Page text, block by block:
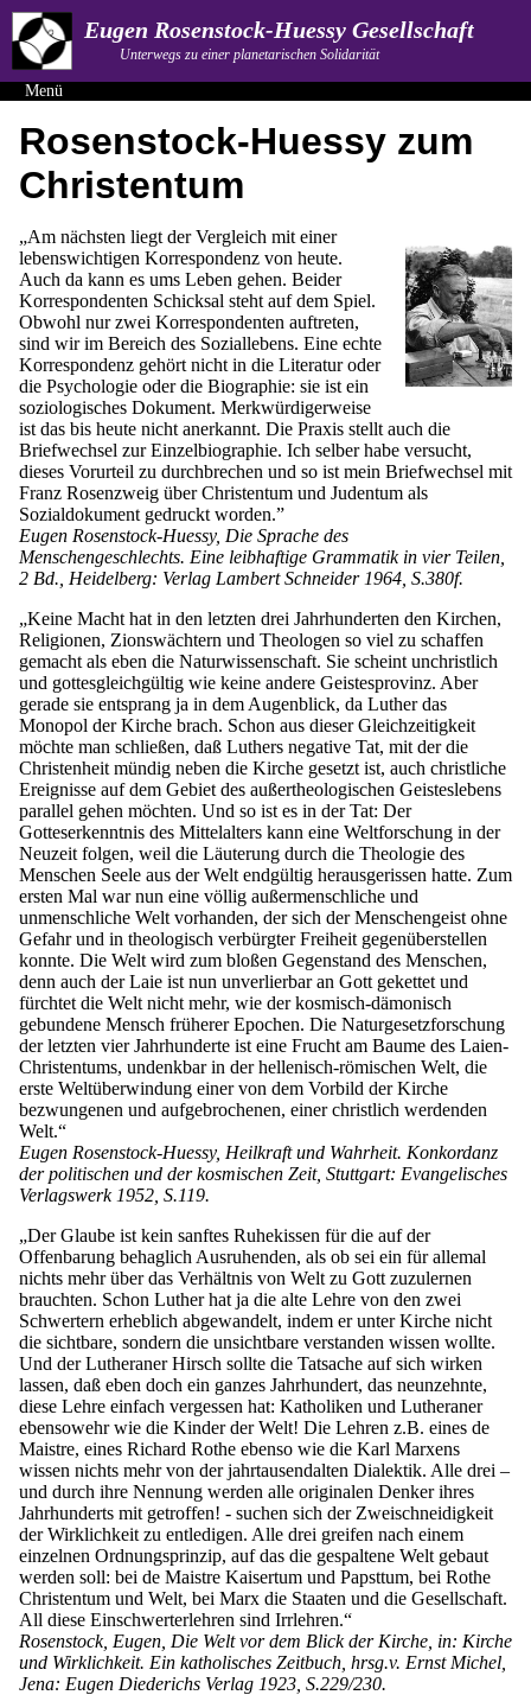
Eugen Rosenstock-Huessy Gesellschaft
Unterwegs zu einer planetarischen Solidarität
Menü
Rosenstock-Huessy zum
Christentum
„Am nächsten liegt der Vergleich mit einer
lebenswichtigen Korrespondenz von heute.
Auch da kann es ums Leben gehen. Beider
Korrespondenten Schicksal steht auf dem Spiel.
Obwohl nur zwei Korrespondenten auftreten,
sind wir im Bereich des Soziallebens. Eine echte
Korrespondenz gehört nicht in die Literatur oder
die Psychologie oder die Biographie: sie ist ein
soziologisches Dokument. Merkwürdigerweise
ist das bis heute nicht anerkannt. Die Praxis stellt auch die
Briefwechsel zur Einzelbiographie. Ich selber habe versucht,
dieses Vorurteil zu durchbrechen und so ist mein Briefwechsel mit
Franz Rosenzweig über Christentum und Judentum als
Sozialdokument gedruckt worden.”
Eugen Rosenstock-Huessy, Die Sprache des
Menschengeschlechts. Eine leibhaftige Grammatik in vier Teilen,
2 Bd., Heidelberg: Verlag Lambert Schneider 1964, S.380f.
„Keine Macht hat in den letzten drei Jahrhunderten den Kirchen,
Religionen, Zionswächtern und Theologen so viel zu schaffen
gemacht als eben die Naturwissenschaft. Sie scheint unchristlich
und gottesgleichgültig wie keine andere Geistesprovinz. Aber
gerade sie entsprang ja in dem Augenblick, da Luther das
Monopol der Kirche brach. Schon aus dieser Gleichzeitigkeit
möchte man schließen, daß Luthers negative Tat, mit der die
Christenheit mündig neben die Kirche gesetzt ist, auch christliche
Ereignisse auf dem Gebiet des außertheologischen Geisteslebens
parallel gehen möchten. Und so ist es in der Tat: Der
Gotteserkenntnis des Mittelalters kann eine Weltforschung in der
Neuzeit folgen, weil die Läuterung durch die Theologie des
Menschen Seele aus der Welt endgültig herausgerissen hatte. Zum
ersten Mal war nun eine völlig außermenschliche und
unmenschliche Welt vorhanden, der sich der Menschengeist ohne
Gefahr und in theologisch verbürgter Freiheit gegenüberstellen
konnte. Die Welt wird zum bloßen Gegenstand des Menschen,
denn auch der Laie ist nun unverlierbar an Gott gekettet und
fürchtet die Welt nicht mehr, wie der kosmisch-dämonisch
gebundene Mensch früherer Epochen. Die Naturgesetzforschung
der letzten vier Jahrhunderte ist eine Frucht am Baume des Laien-
Christentums, undenkbar in der hellenisch-römischen Welt, die
erste Weltüberwindung einer von dem Vorbild der Kirche
bezwungenen und aufgebrochenen, einer christlich werdenden
Welt.“
Eugen Rosenstock-Huessy, Heilkraft und Wahrheit. Konkordanz
der politischen und der kosmischen Zeit, Stuttgart: Evangelisches
Verlagswerk 1952, S.119.
„Der Glaube ist kein sanftes Ruhekissen für die auf der
Offenbarung behaglich Ausruhenden, als ob sei ein für allemal
nichts mehr über das Verhältnis von Welt zu Gott zuzulernen
brauchten. Schon Luther hat ja die alte Lehre von den zwei
Schwertern erheblich abgewandelt, indem er unter Kirche nicht
die sichtbare, sondern die unsichtbare verstanden wissen wollte.
Und der Lutheraner Hirsch sollte die Tatsache auf sich wirken
lassen, daß eben doch ein ganzes Jahrhundert, das neunzehnte,
diese Lehre einfach vergessen hat: Katholiken und Lutheraner
ebensowehr wie die Kinder der Welt! Die Lehren z.B. eines de
Maistre, eines Richard Rothe ebenso wie die Karl Marxens
wissen nichts mehr von der jahrtausendalten Dialektik. Alle drei –
und durch ihre Nennung werden alle originalen Denker ihres
Jahrhunderts mit getroffen! - suchen sich der Zweischneidigkeit
der Wirklichkeit zu entledigen. Alle drei greifen nach einem
einzelnen Ordnungsprinzip, auf das die gespaltene Welt gebaut
werden soll: bei de Maistre Kaisertum und Papsttum, bei Rothe
Christentum und Welt, bei Marx die Staaten und die Gesellschaft.
All diese Einschwerterlehren sind Irrlehren.“
Rosenstock, Eugen, Die Welt vor dem Blick der Kirche, in: Kirche
und Wirklichkeit. Ein katholisches Zeitbuch, hrsg.v. Ernst Michel,
Jena: Eugen Diederichs Verlag 1923, S.229/230.